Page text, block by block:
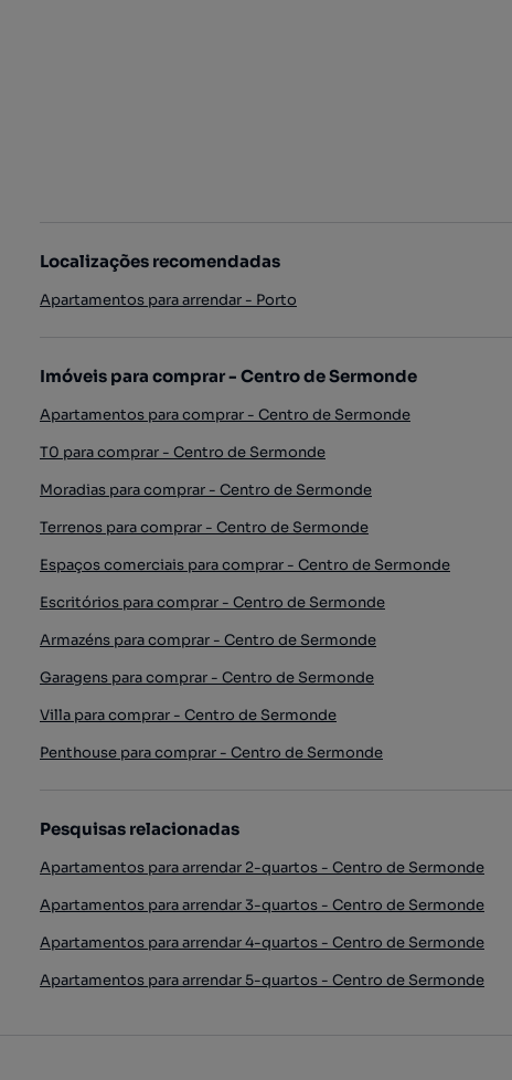
Localizações recomendadas
Apartamentos para arrendar - Porto
Imóveis para comprar - Centro de Sermonde
Apartamentos para comprar - Centro de Sermonde
T0 para comprar - Centro de Sermonde
Moradias para comprar - Centro de Sermonde
Terrenos para comprar - Centro de Sermonde
Espaços comerciais para comprar - Centro de Sermonde
Escritórios para comprar - Centro de Sermonde
Armazéns para comprar - Centro de Sermonde
Garagens para comprar - Centro de Sermonde
Villa para comprar - Centro de Sermonde
Penthouse para comprar - Centro de Sermonde
Pesquisas relacionadas
Apartamentos para arrendar 2-quartos - Centro de Sermonde
Apartamentos para arrendar 3-quartos - Centro de Sermonde
Apartamentos para arrendar 4-quartos - Centro de Sermonde
Apartamentos para arrendar 5-quartos - Centro de Sermonde